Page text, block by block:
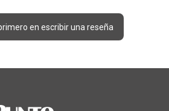
en escribir una reseña